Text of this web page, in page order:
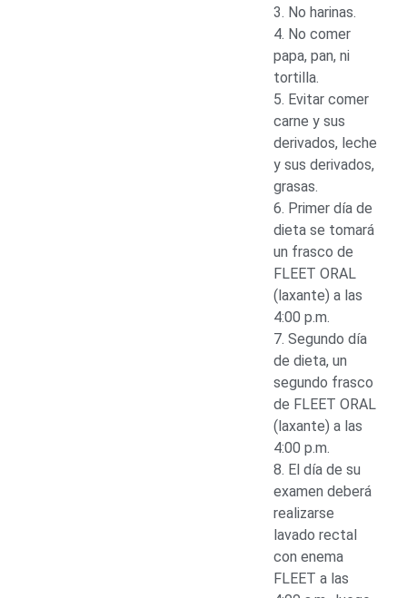
3. No harinas.
4. No comer
papa, pan, ni
tortilla.
5. Evitar comer
carne y sus
derivados, leche
y sus derivados,
grasas.
6. Primer día de
dieta se tomará
un frasco de
FLEET ORAL
(laxante) a las
4:00 p.m.
7. Segundo día
de dieta, un
segundo frasco
de FLEET ORAL
(laxante) a las
4:00 p.m.
8. El día de su
examen deberá
realizarse
lavado rectal
con enema
FLEET a las